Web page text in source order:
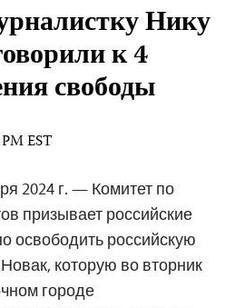
Нику
к 4
свободы
EST
2024 г. — Комитет по
призывает российские
освободить российскую
которую во вторник
городе